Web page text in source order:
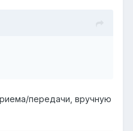
передачи, вручную